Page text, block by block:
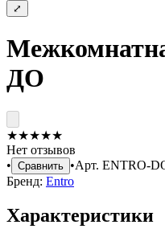
⤢
ДО
★★★★★
Нет отзывов
• Сравнить •Арт. ENTRO-
Бренд: Entro
Характеристики